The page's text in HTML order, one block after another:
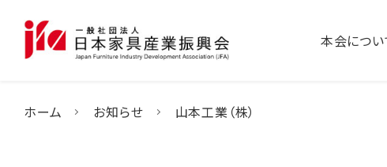
本会につい
ホーム お知らせ 山本工業（株）